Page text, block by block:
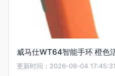
威马仕WT64智能手环 橙色
更新时间：2026-08-04 17:45:31